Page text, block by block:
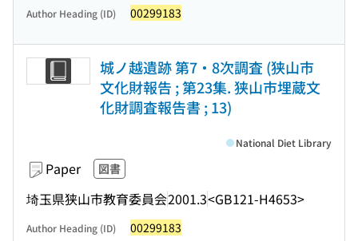
Author Heading (ID) 00299183
城ノ越遺跡 第7・8次調査 (狭山市
文化財報告 ; 第23集. 狭山市埋蔵文
化財調査報告書 ; 13)
Paper 図書
埼玉県狭山市教育委員会2001.3<GB121-H4653>
National Diet Library
Author Heading (ID) 00299183